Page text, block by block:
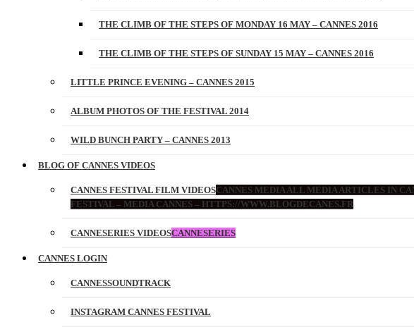
THE CLIMB OF THE STEPS OF MONDAY 16 MAY – CANNES 2016
THE CLIMB OF THE STEPS OF SUNDAY 15 MAY – CANNES 2016
LITTLE PRINCE EVENING – CANNES 2015
ALBUM PHOTOS OF THE FESTIVAL 2014
WILD BUNCH PARTY – CANNES 2013
BLOG OF CANNES VIDEOS
CANNES FESTIVAL FILM VIDEOSCANNES MEDIA ALL MEDIA ARTICLES IN
FESTIVAL – MEDIA CANNES – HTTPS://WWW.BLOGDECANES.FR
CANNESERIES VIDEOSCANNESERIES
CANNES LOGIN
CANNESSOUNDTRACK
INSTAGRAM CANNES FESTIVAL